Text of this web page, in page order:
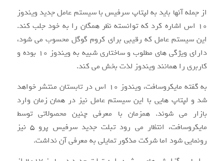
از جمله آنها باید به لپتاپ سرفیس با سیستم عامل جدید ویندوز
۱۰ اس اشاره کرد که توانسته نظر همگان را به خود جلب کند.
این سیستم عامل که رقیبی برای کروم گوگل محسوب می شود،
دارای ویژگی های مطلوب و ساختاری شبیه به ویندوز ۱۰ بوده و
کاربری را همانند ویندوز لذت بخش می کند.
به گفته مایکروسافت، ویندوز ۱۰ اس در تابستان منتشر خواهد
شد و لپتاپ هایی با این سیستم عامل نیز در همان زمان وارد
بازار می شوند. همزمان با معرفی چنین محصولاتی توسط
مایکروسافت، انتظار می رود تبلت جدید سرفیس پرو ۵ نیز
رونمایی شود اما شرکت مذکور تمایلی به معرفی آن نداشت.